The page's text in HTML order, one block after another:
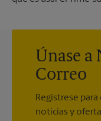
Únase a
Correo
Regístrese
noticias y